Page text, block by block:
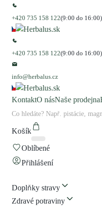
+420 735 158 122(9:00 do 16:00)
+420 735 158 122(9:00 do 16:00)
info@herbalus.cz
KontaktO násNaše prodejna
Košík
Oblíbené
Přihlášení
Doplňky stravy
Zdravé potraviny